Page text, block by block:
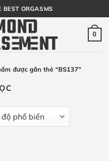
BEST ORGASMS
0
được gắn thẻ “BS137”